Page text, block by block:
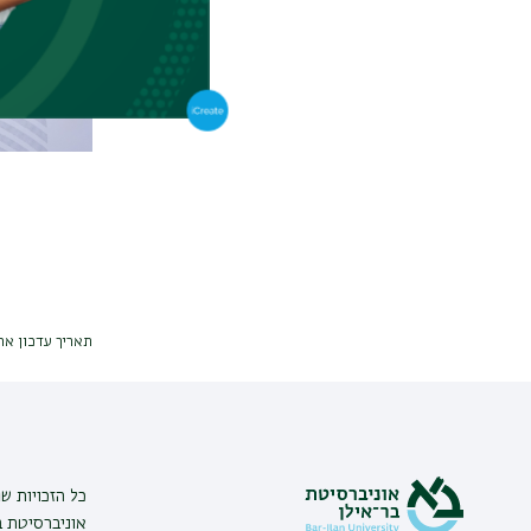
תאריך עדכון אחרון :
כל הזכויות